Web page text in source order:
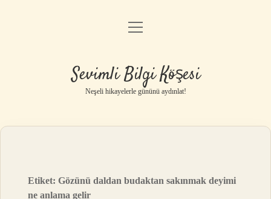
Anasayfa
Yasal Uyarı
menüyü
Sevimli Bilgi Köşesi
Neşeli hikayelerle gününü aydınlat!
Etiket:Gözünü daldan budaktan sakınmak deyimi
ne anlama gelir